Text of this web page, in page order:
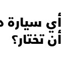
أي سيارة
أن تختار؟